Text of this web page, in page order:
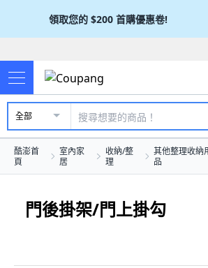
領取您的 $200 首購優惠卷!
全部
酷澎首
頁
室內家
居
收納/整
理
其他整理收納
品
門後掛架/門上掛勾